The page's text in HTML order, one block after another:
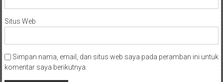
Situs Web
Simpan nama, email, dan situs web saya pada peramban ini untuk
komentar saya berikutnya.